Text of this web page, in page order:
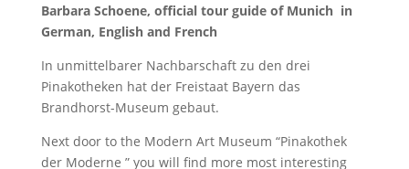
Barbara Schoene, official tour guide of Munich in
German, English and French
In unmittelbarer Nachbarschaft zu den drei
Pinakotheken hat der Freistaat Bayern das
Brandhorst-Museum gebaut.
Next door to the Modern Art Museum “Pinakothek
der Moderne ” you will find more most interesting